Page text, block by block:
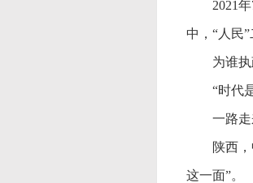
2021
中，“人民”
为谁
“时代
一路
陕西
这一面”。